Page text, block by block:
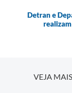
Detran e
VEJA